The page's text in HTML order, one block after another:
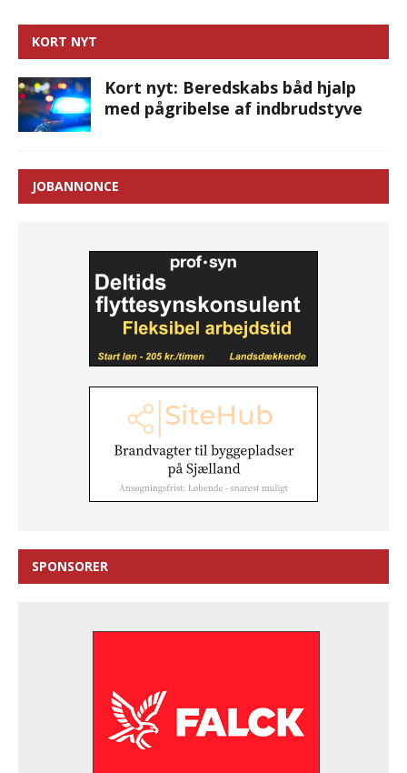
KORT NYT
Kort nyt: Beredskabs båd hjalp
med pågribelse af indbrudstyve
JOBANNONCE
SPONSORER